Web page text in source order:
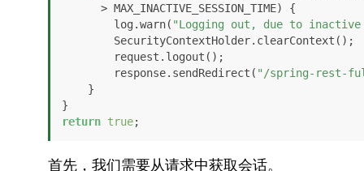
        log.warn(
"Logging out, due to inactive
        response.sendRedirect(
"/spring-rest-
return true
首先，我们需要从请求中获取会话。